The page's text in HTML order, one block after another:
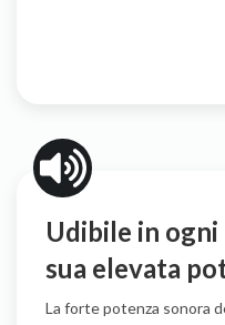
Udibile in
sua elevata
La forte potenza sonora